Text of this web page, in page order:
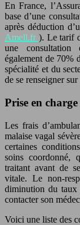
En France,
base d’une
après déduction
Ameli.fr ). Le tarif
une consultation
également de 70%
spécialité et du
de se renseigner
Prise en charge
Les frais
malaise vagal
certaines
soins coordonné,
traitant avant de
vitale. Le non-
diminution du taux
contacter son
Voici une liste des